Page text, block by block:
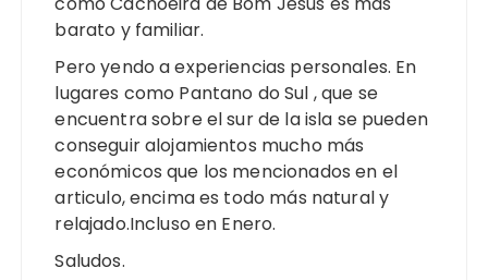
barato y familiar.
Pero yendo a experiencias personales. En
lugares como Pantano do Sul , que se
encuentra sobre el sur de la isla se pueden
conseguir alojamientos mucho más
económicos que los mencionados en el
articulo, encima es todo más natural y
relajado.Incluso en Enero.
Saludos.